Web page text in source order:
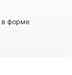
в форме